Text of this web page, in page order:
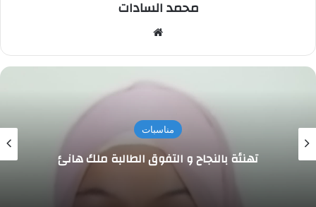
محمد السادات
مناسبات
تهنئة بالنجاح و التفوق الطالبة ملك هانئ